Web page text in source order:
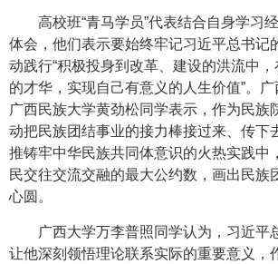
高校班“青马学员”代表结合自身学习
体会，他们表示要始终牢记习近平总书记
动践行“积极投身到改革、建设的洪流中
的才华，实现自己有意义的人生价值”。广
广西民族大学黄劲松同学表示，作为民族
动把民族团结事业的接力棒接过来、传下
推铸牢中华民族共同体意识的火热实践中
民交往交流交融的最大公约数，画出民族
心圆。
广西大学万李普照同学认为，习近平
让他深刻领悟理论联系实际的重要意义，